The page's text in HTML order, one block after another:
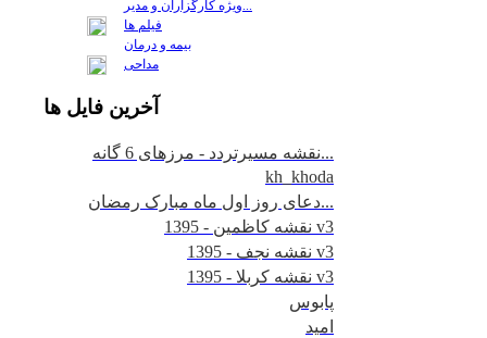
فيلم ها
بیمه و درمان
مداحی
آخرين فايل ها
نقشه مسیرتردد - مرزهای 6 گانه...
kh_khoda
دعای روز اول ماه مبارک رمضان...
نقشه کاظمین - 1395 v3
نقشه نجف - 1395 v3
نقشه کربلا - 1395 v3
پابوس
امید